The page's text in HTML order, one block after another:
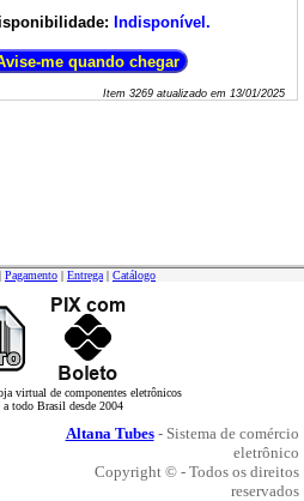
Indisponível.
Item 3269atualizado em 13/01/2025
| Pagamento | Entrega | Catálogo
virtual de componentes eletrônicos
a todo Brasil desde 2004
Altana Tubes- Sistema de comércio
eletrônico
Copyright © - Todos os direitos
reservados